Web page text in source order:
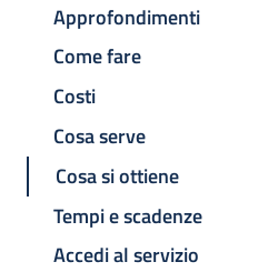
Approfondimenti
Come fare
Costi
Cosa serve
Cosa si ottiene
Tempi e scadenze
Accedi al servizio